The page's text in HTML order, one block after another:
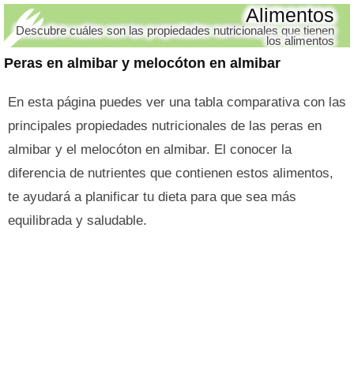
Peras en almibar y melocóton en almibar
Alimentos
Descubre cuáles son las propiedades nutricionales que tienen
los alimentos
En esta página puedes ver una tabla comparativa con las
principales propiedades nutricionales de las peras en
almibar y el melocóton en almibar. El conocer la
diferencia de nutrientes que contienen estos alimentos,
te ayudará a planificar tu dieta para que sea más
equilibrada y saludable.